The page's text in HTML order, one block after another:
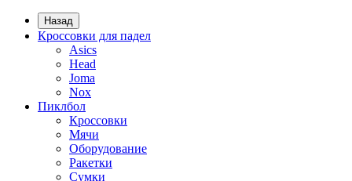
Назад
Кроссовки для падел
Asics
Head
Joma
Nox
Пиклбол
Кроссовки
Мячи
Оборудование
Ракетки
Сумки